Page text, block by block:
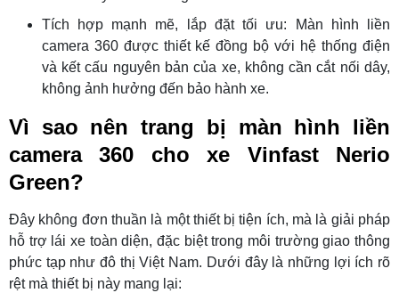
Tích hợp mạnh mẽ, lắp đặt tối ưu: Màn hình liền
camera 360 được thiết kế đồng bộ với hệ thống điện
và kết cấu nguyên bản của xe, không cần cắt nối dây,
không ảnh hưởng đến bảo hành xe.
Vì sao nên trang bị màn hình liền
camera 360 cho xe Vinfast Nerio
Green?
Đây không đơn thuần là một thiết bị tiện ích, mà là giải pháp
hỗ trợ lái xe toàn diện, đặc biệt trong môi trường giao thông
phức tạp như đô thị Việt Nam. Dưới đây là những lợi ích rõ
rệt mà thiết bị này mang lại: